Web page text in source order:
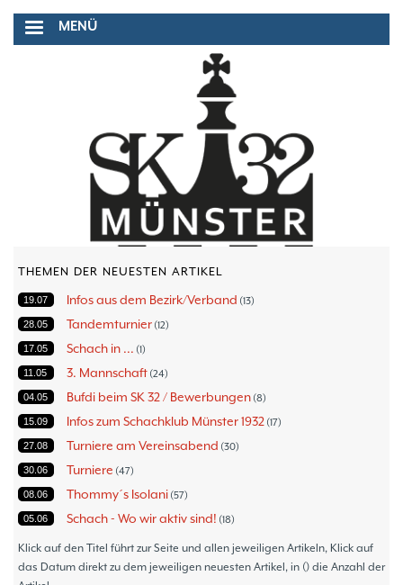
Inhalt
MENÜ
THEMEN DER NEUESTEN ARTIKEL
19.07 Infos aus dem Bezirk/Verband 13
28.05 Tandemturnier 12
17.05 Schach in ... 1
11.05 3. Mannschaft 24
04.05 Bufdi beim SK 32 / Bewerbungen 8
15.09 Infos zum Schachklub Münster 1932 17
27.08 Turniere am Vereinsabend 30
30.06 Turniere 47
08.06 Thommy´s Isolani 57
05.06 Schach - Wo wir aktiv sind! 18
11.05 Bezirksturniere 1
05.05 Frauenmannschaft 6
Klick auf den Titel führt zur Seite und allen jeweiligen Artikeln, Klick auf
das Datum direkt zu dem jeweiligen neuesten Artikel, in () die Anzahl der